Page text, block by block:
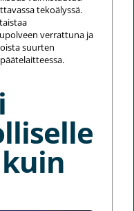
tekoälyssä.
verrattuna ja
suurten